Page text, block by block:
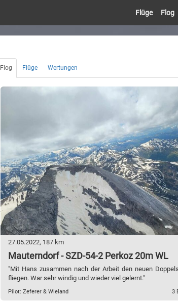
Flüge Flog
Flog Flüge Wertungen
27.05.2022, 187 km
Mauterndorf - SZD-54-2 Perkoz 20m WL
"Mit Hans zusammen nach der Arbeit den neuen
fliegen. War sehr windig und wieder viel gelernt."
Pilot: Zeferer & Wieland 3